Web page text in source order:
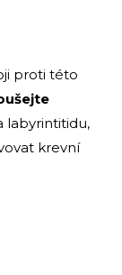
proti této
labyrintitidu,
krevní